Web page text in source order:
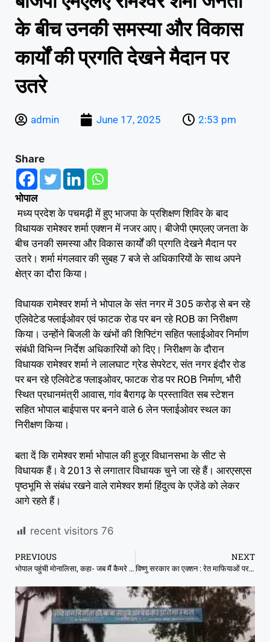
के बीच उनकी समस्या और विकास
कार्यों की प्रगति देखने मैदान पर
उतरे
admin June 17, 2025 2:53 pm
Share
भोपाल
मध्य प्रदेश के पचमढ़ी में हुए भाजपा के प्रशिक्षण शिविर के बाद
विधायक रामेश्वर शर्मा एक्शन में नजर आए। बीजेपी एमएलए जनता के
बीच उनकी समस्या और विकास कार्यों की प्रगति देखने मैदान पर
उतरे। शर्मा मंगलवार की सुबह 7 बजे से अधिकारियों के साथ अपने
क्षेत्र का दौरा किया।
विधायक रामेश्वर शर्मा ने भोपाल के संत नगर में 305 करोड़ से बन रहे
एलिवेटेड फ्लाईओवर एवं फाटक रोड पर बन रहे ROB का निरीक्षण
किया। उन्होंने बिजली के खंभों की शिफ्टिंग सहित फ्लाईओवर निर्माण
संबंधी विभिन्न निर्देश अधिकारियों को दिए। निरीक्षण के दौरान
विधायक रामेश्वर शर्मा ने लालघाट ग्रेड सेपरेटर, संत नगर इंदौर रोड
पर बन रहे एलिवेटेड फ्लाइओवर, फाटक रोड पर ROB निर्माण, भौरी
स्थित प्रधानमंत्री आवास, गांव बैरागढ़ के प्रस्तावित सब स्टेशन
सहित भोपाल बाईपास पर बनने वाले 6 लेन फ्लाईओवर स्थल का
निरीक्षण किया।
बता दें कि रामेश्वर शर्मा भोपाल की हुजूर विधानसभा के सीट से
विधायक हैं। वे 2013 से लगातार विधायक चुने जा रहे हैं। आरएसएस
पृष्ठभूमि से संबंध रखने वाले रामेश्वर शर्मा हिंदुत्व के एजेंडे को लेकर
आगे रहते हैं।
recent visitors 76
PREVIOUS
भोपाल पहुंची मोनालिसा, कहा- जब मैं कैमरे के सामने गई…
NEXT
विष्णु सरकार का एक्शन : रेत माफियाओं पर पूरे राज्य में पुलिस एवं प्रशासन का कड़ा प्रहार, 400 ट्रैक्टर रेत जब्त, बिलासपुर में 85 जगहों पर रेड